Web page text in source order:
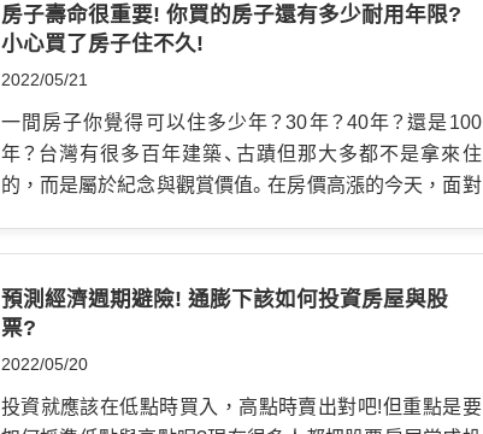
樓，每坪可能漲到100-180元之間，中南部的費用，每坪
普遍介於40-60元之間，較昂貴的大樓則是每坪介於70-
80元之間。 一般支出應該占總經費多少? 北部的物價、房
價高昂，這也在維修成本上展現出來，導致管理費相較
中南部收更多，但不只是金額高低需要衡量而已，是否
善加利用才是應該注意的部分，一般而言，固定性的支
如每月的支出占總收入過多，可能是收支平衡出了問
題，表示財務狀況有不穩的風險，萬一碰到重要的修繕
工程，公共基金不足以應付支出，需要延後完工日期，
對於住戶而言也是權益的損失。 尚在看屋選購的民眾，
房子壽命很重要! 你買的房子還有多少耐用年限?
小心買了房子住不久!
2022/05/21
一間房子你覺得可以住多少年？30年？40年？還是100
年？台灣有很多百年建築、古蹟但那大多都不是拿來住
的，而是屬於紀念與觀賞價值。在房價高漲的今天，面對
需要進行都更、危老重建等政策。 有哪些房屋結構種
類?…
預測經濟週期避險! 通膨下該如何投資房屋與股
票?
2022/05/20
投資就應該在低點時買入，高點時賣出對吧!但重點是要